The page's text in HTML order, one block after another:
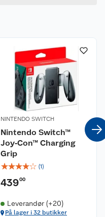
NINTENDO SWITCH
Nintendo Switch™
Joy‑Con™ Charging
Grip
☆☆☆☆☆ (1)
43900
Leverandør (+20)
På lager i 32 butikker